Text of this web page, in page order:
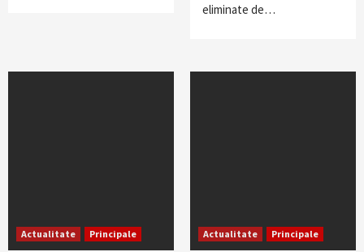
eliminate de…
Actualitate Principale Actualitate Principale